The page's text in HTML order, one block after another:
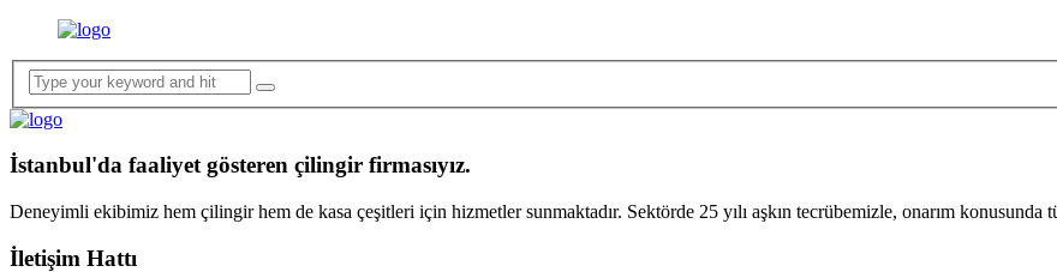
İstanbul'da faaliyet gösteren çilingir firmasıyız.
Deneyimli ekibimiz hem çilingir hem de kasa çeşitleri için hizmetler sunmaktadır. Sektörde 25 yılı aşkın tecrübemizle, onarım konusunda
İletişim Hattı